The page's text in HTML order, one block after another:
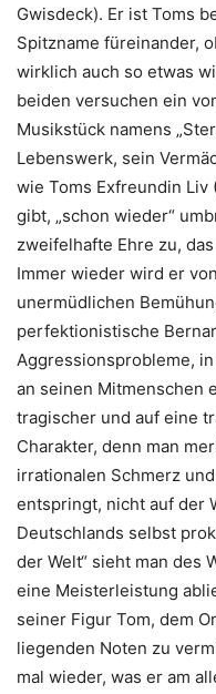
Gwisdeck). Er ist Toms
Spitzname füreinander,
wirklich auch so etwas
beiden versuchen ein
Musikstück namens
Lebenswerk, sein
wie Toms Exfreundin Liv
gibt, „schon wieder“
zweifelhafte Ehre zu,
Immer wieder wird er
unermüdlichen
perfektionistische
Aggressionsprobleme,
an seinen Mitmenschen
tragischer und auf eine
Charakter, denn man
irrationalen Schmerz
entspringt, nicht auf der
Deutschlands selbst
der Welt“ sieht man des
eine Meisterleistung
seiner Figur Tom, dem
liegenden Noten zu
mal wieder, was er am